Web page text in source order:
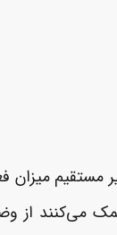
مستقیم
کمک می‌کنند